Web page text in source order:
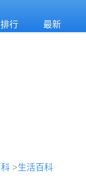
排行 最新
>生活百科